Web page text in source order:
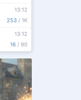
253 / 1K
13:12
16 / 90
13:12